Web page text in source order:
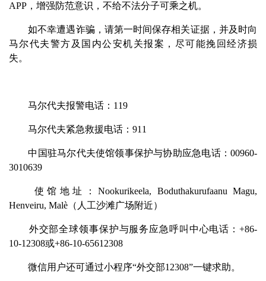
APP，增强防范意识，不给不法分子可乘之机。
如不幸遭遇诈骗，请第一时间保存相关证据，并及时向
马尔代夫警方及国内公安机关报案，尽可能挽回经济损
失。
马尔代夫报警电话：119
马尔代夫紧急救援电话：911
中国驻马尔代夫使馆领事保护与协助应急电话：00960-
3010639
使馆地址：Nookurikeela, Boduthakurufaanu Magu,
Henveiru, Malè（人工沙滩广场附近）
外交部全球领事保护与服务应急呼叫中心电话：+86-
10-12308或+86-10-65612308
微信用户还可通过小程序“外交部12308”一键求助。